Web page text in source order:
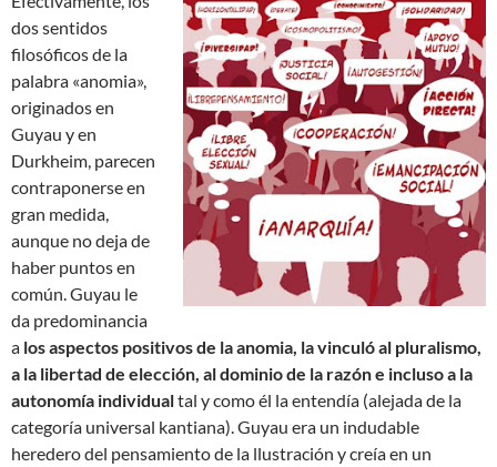
dos sentidos
filosóficos de la
palabra «anomia»,
originados en
Guyau y en
Durkheim, parecen
contraponerse en
gran medida,
aunque no deja de
haber puntos en
común. Guyau le
da predominancia
a los aspectos positivos de la anomia, la vinculó al pluralismo,
a la libertad de elección, al dominio de la razón e incluso a la
autonomía individualtal y como él la entendía (alejada de la
categoría universal kantiana). Guyau era un indudable
heredero del pensamiento de la llustración y creía en un